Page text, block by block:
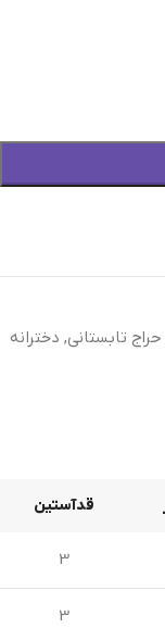
حراج تابستانی, دخترانه
قدآستین
3
3